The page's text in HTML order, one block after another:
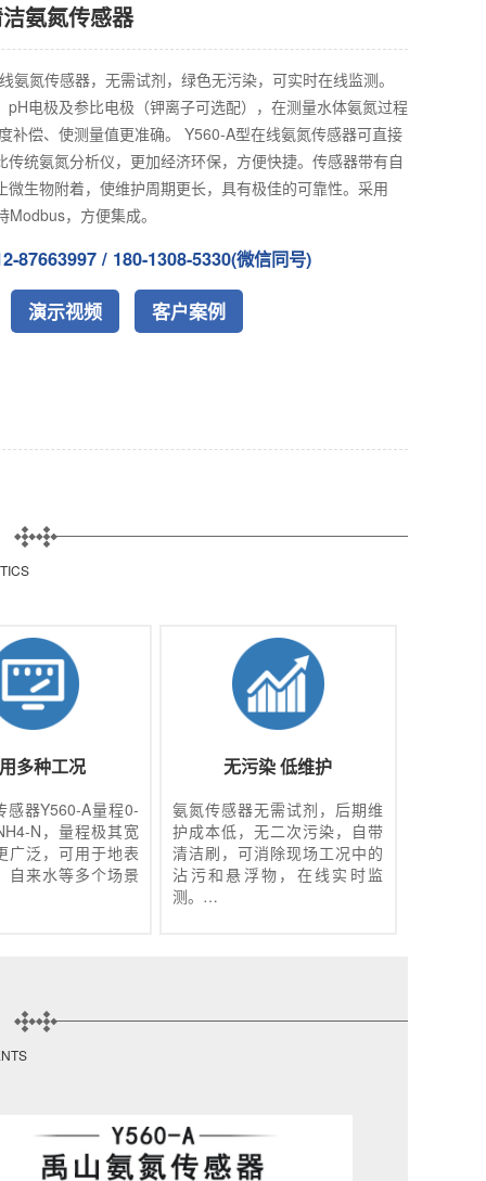
氨氮传感器
氨氮传感器，无需试剂，绿色无污染，可实时在线监测。
pH电极及参比电极（钾离子可选配），在测量水体氨氮过程
补偿、使测量值更准确。 Y560-A型在线氨氮传感器可直接
传统氨氮分析仪，更加经济环保，方便快捷。传感器带有自
微生物附着，使维护周期更长，具有极佳的可靠性。采用
，方便集成。
87663997 / 180-1308-5330(微信同号)
演示视频 客户案例
多种工况
感器Y560-A量程0-
N，量程极其宽
广泛，可用于地表
自来水等多个场景
无污染 低维护
氨氮传感器无需试剂，后期维
护成本低，无二次污染，自带
清洁刷，可消除现场工况中的
沾污和悬浮物，在线实时监
测。